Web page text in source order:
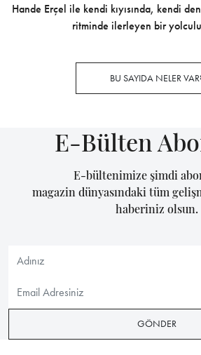
Hande Erçel ile kendi kıyısında, kendi
ritminde ilerleyen bir
BU SAYIDA NELER
E-Bülten
E-bültenimize şimdi
magazin dünyasındaki tüm
haberiniz olsun.
GÖNDER